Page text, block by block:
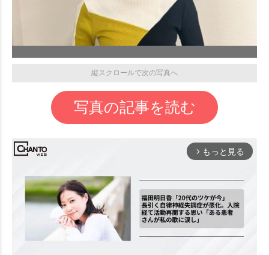
縦スクロールで次の写真へ
写真の記事を読む
arrow_forward_ios もっと見る